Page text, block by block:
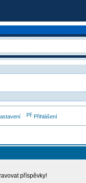
Přihlášení
příspěvky!